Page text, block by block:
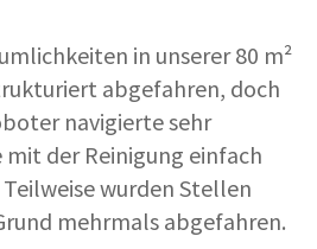
in unserer 80 m²
abgefahren, doch
navigierte sehr
der Reinigung einfach
wurden Stellen
mehrmals abgefahren.